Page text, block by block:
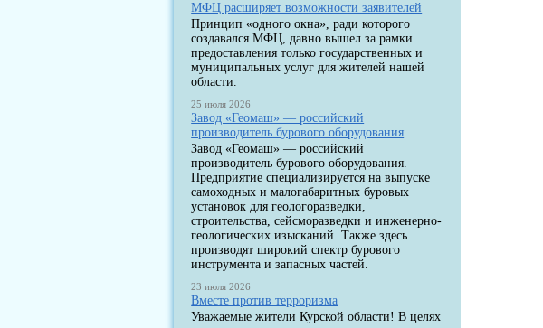
МФЦ расширяет возможности заявителей
Принцип «одного окна», ради которого
создавался МФЦ, давно вышел за рамки
предоставления только государственных и
муниципальных услуг для жителей нашей
области.
25 июля 2026
Завод «Геомаш» — российский
производитель бурового оборудования
Завод «Геомаш» — российский
производитель бурового оборудования.
Предприятие специализируется на выпуске
самоходных и малогабаритных буровых
установок для геологоразведки,
строительства, сейсморазведки и инженерно-
геологических изысканий. Также здесь
производят широкий спектр бурового
инструмента и запасных частей.
23 июля 2026
Вместе против терроризма
Уважаемые жители Курской области! В целях